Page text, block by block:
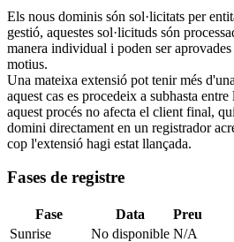
Els nous dominis són sol·licitats per
gestió, aquestes sol·licituds són
manera individual i poden ser
motius.
Una mateixa extensió pot tenir més
aquest cas es procedeix a subhasta entre
aquest procés no afecta el client final,
domini directament en un registrador
cop l'extensió hagi estat llançada.
Fases de registre
Fase Data
Preu
Sunrise
No disponible N/A